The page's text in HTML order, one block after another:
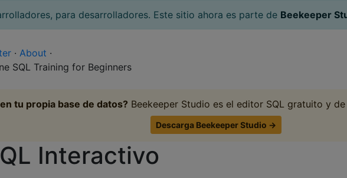
para desarrolladores. Este sitio ahora es parte de Beekeeper
· About ·
SQL Training for Beginners
tu propia base de datos? Beekeeper Studio es el editor SQL gratuito y
Descarga Beekeeper Studio →
Interactivo